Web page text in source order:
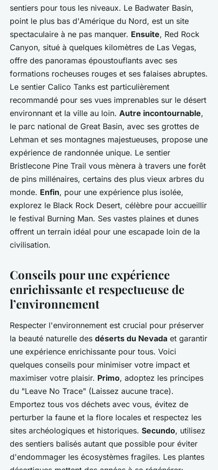
sentiers pour tous les niveaux. Le Badwater Basin,
point le plus bas d'Amérique du Nord, est un site
spectaculaire à ne pas manquer. Ensuite, Red Rock
Canyon, situé à quelques kilomètres de Las Vegas,
offre des panoramas époustouflants avec ses
formations rocheuses rouges et ses falaises abruptes.
Le sentier Calico Tanks est particulièrement
recommandé pour ses vues imprenables sur le désert
environnant et la ville au loin. Autre incontournable,
le parc national de Great Basin, avec ses grottes de
Lehman et ses montagnes majestueuses, propose une
expérience de randonnée unique. Le sentier
Bristlecone Pine Trail vous mènera à travers une forêt
de pins millénaires, certains des plus vieux arbres du
monde. Enfin, pour une expérience plus isolée,
explorez le Black Rock Desert, célèbre pour accueillir
le festival Burning Man. Ses vastes plaines et dunes
offrent un terrain idéal pour une escapade loin de la
civilisation.
Conseils pour une expérience
enrichissante et respectueuse de
l’environnement
Respecter l'environnement est crucial pour préserver
la beauté naturelle des déserts du Nevada et garantir
une expérience enrichissante pour tous. Voici
quelques conseils pour minimiser votre impact et
maximiser votre plaisir. Primo, adoptez les principes
du "Leave No Trace" (Laissez aucune trace).
Emportez tous vos déchets avec vous, évitez de
perturber la faune et la flore locales et respectez les
sites archéologiques et historiques. Secundo, utilisez
des sentiers balisés autant que possible pour éviter
d'endommager les écosystèmes fragiles. Les plantes